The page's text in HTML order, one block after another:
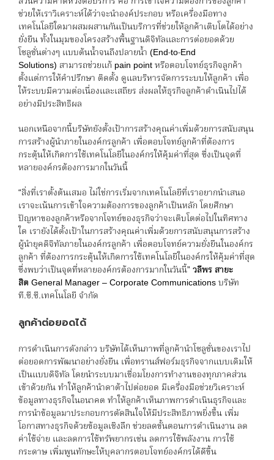
ช่วยให้เราวิเคราะห์ได้ว่าจะนำองค์ประกอบ หรือเครื่องมือทาง
เทคโนโลยีใดมาผสมผสานกันเป็นบริการที่ช่วยให้ลูกค้าเติบโตได้อย่าง
ยั่งยืน ทั้งในมุมของโครงสร้างพื้นฐานดิจิทัลและการต่อยอดด้วย
โซลูชั่นต่างๆ แบบต้นน้ำจนถึงปลายน้ำ (End-to-End
Solutions) สามารถช่วยแก้ pain point หรือตอบโจทย์ธุรกิจลูกค้า
ตั้งแต่การให้คำปรึกษา ติดตั้ง ดูแลบริหารจัดการระบบให้ลูกค้า เพื่อ
ให้ระบบมีความต่อเนื่องและเสถียร ส่งผลให้ธุรกิจลูกค้าดำเนินไปได้
อย่างมีประสิทธิผล
นอกเหนือจากนี้บริษัทยังตั้งเป้าการสร้างคุณค่าเพิ่มด้วยการสนับสนุน
การสร้างผู้นำภายในองค์กรลูกค้า เพื่อตอบโจทย์ลูกค้าที่ต้องการ
กระตุ้นให้เกิดการใช้เทคโนโลยีในองค์กรให้คุ้มค่าที่สุด ซึ่งเป็นจุดที่
หลายองค์กรต้องการมากในวันนี้
“สิ่งที่เราตั้งต้นเสมอ ไม่ใช่การเริ่มจากเทคโนโลยีที่เราอยากนำเสนอ
เราจะเน้นการเข้าใจความต้องการของลูกค้าเป็นหลัก โดยศึกษา
ปัญหาของลูกค้าหรือจากโจทย์ของธุรกิจว่าจะเติบโตต่อไปในทิศทาง
ใด เรายังได้ตั้งเป้าในการสร้างคุณค่าเพิ่มด้วยการสนับสนุนการสร้าง
ผู้นำยุคดิจิทัลภายในองค์กรลูกค้า เพื่อตอบโจทย์ความยั่งยืนในองค์กร
ลูกค้า ที่ต้องการกระตุ้นให้เกิดการใช้เทคโนโลยีในองค์กรให้คุ้มค่าที่สุด
ซึ่งพบว่าเป็นจุดที่หลายองค์กรต้องการมากในวันนี้”วลีพร สายะ
สิต General Manager – Corporate Communications บริษัท
ที.ซี.ซี.เทคโนโลยี จำกัด
ลูกค้าต่อยอดได้
การดำเนินการดังกล่าว บริษัทได้เห็นภาพที่ลูกค้านำโซลูชั่นของเราไป
ต่อยอดการพัฒนาอย่างยั่งยืน เพื่อทรานส์ฟอร์มธุรกิจจากแบบเดิมให้
เป็นแบบดิจิทัล โดยนำระบบมาเชื่อมโยงการทำงานของทุกภาคส่วน
เข้าด้วยกัน ทำให้ลูกค้านำดาต้าไปต่อยอด มีเครื่องมือช่วยวิเคราะห์
ข้อมูลทางธุรกิจในอนาคต ทำให้ลูกค้าเห็นภาพการดำเนินธุรกิจและ
การนำข้อมูลมาประกอบการตัดสินใจให้มีประสิทธิภาพยิ่งขึ้น เพิ่ม
โอกาสทางธุรกิจด้วยข้อมูลเชิงลึก ช่วยลดขั้นตอนการดำเนินงาน ลด
ค่าใช้จ่าย และลดการใช้ทรัพยากรเช่น ลดการใช้พลังงาน การใช้
กระดาษ เพิ่มพูนทักษะให้บุคลากรตอบโจทย์องค์กรได้ดีขึ้น